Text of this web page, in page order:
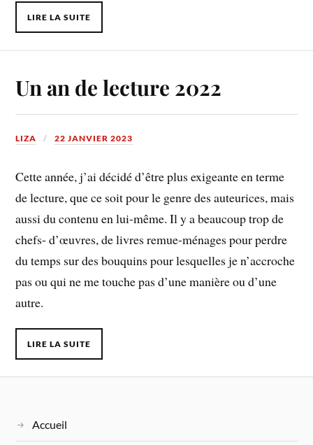
LIRE LA SUITE
Un an de lecture 2022
LIZA 22 JANVIER 2023
Cette année, j’ai décidé d’être plus exigeante en terme
de lecture, que ce soit pour le genre des auteurices, mais
aussi du contenu en lui-même. Il y a beaucoup trop de
chefs- d’œuvres, de livres remue-ménages pour perdre
du temps sur des bouquins pour lesquelles je n’accroche
pas ou qui ne me touche pas d’une manière ou d’une
autre.
LIRE LA SUITE
Accueil